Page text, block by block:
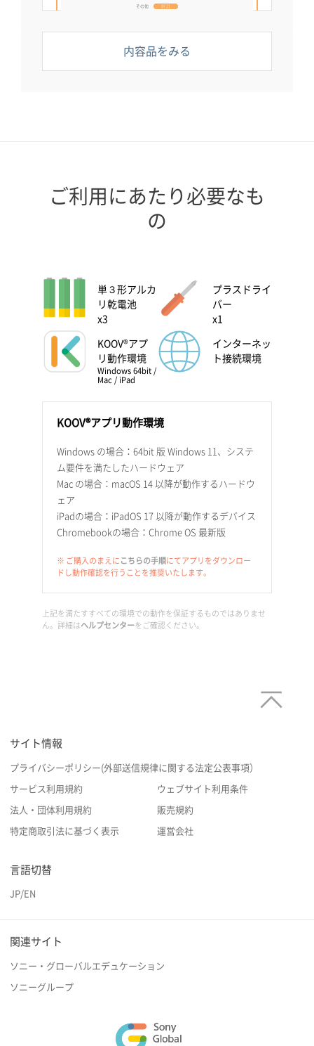
その他 計 21
内容品をみる
ご利用にあたり必要なも
の
単３形アルカ
リ乾電池
x3
プラスドライ
バー
x1
KOOV®アプ
リ動作環境
Windows 64bit /
Mac / iPad
インターネッ
ト接続環境
KOOV®アプリ動作環境
Windows の場合：64bit 版 Windows 11、システ
ム要件を満たしたハードウェア
Mac の場合：macOS 14 以降が動作するハードウ
ェア
iPadの場合：iPadOS 17 以降が動作するデバイス
Chromebookの場合：Chrome OS 最新版
※ ご購入のまえに こちらの手順にてアプリをダウンロー
ドし動作確認を行うことを推奨いたします。
上記を満たすすべての環境での動作を保証するものではありませ
ん。詳細はヘルプセンターをご確認ください。
サイト情報
プライバシーポリシー(外部送信規律に関する法定公表事項）
サービス利用規約 ウェブサイト利用条件
法人・団体利用規約 販売規約
特定商取引法に基づく表示 運営会社
言語切替
JP/EN
関連サイト
ソニー・グローバルエデュケーション
ソニーグループ